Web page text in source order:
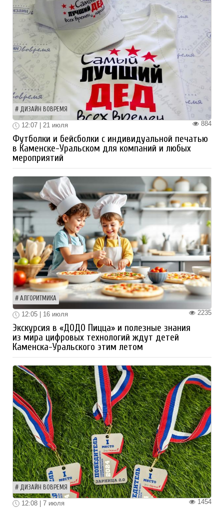
ДИЗАЙН ВОВРЕМЯ
884
12:07 | 21 июля
Футболки и бейсболки с индивидуальной печатью
в Каменске-Уральском для компаний и любых
мероприятий
АЛГОРИТМИКА
2235
12:05 | 16 июля
Экскурсия в «ДОДО Пицца» и полезные знания
из мира цифровых технологий ждут детей
Каменска-Уральского этим летом
ДИЗАЙН ВОВРЕМЯ
1454
12:08 | 7 июля